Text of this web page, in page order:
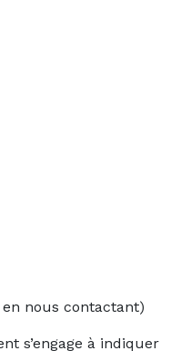
nous contactant)
s’engage à indiquer